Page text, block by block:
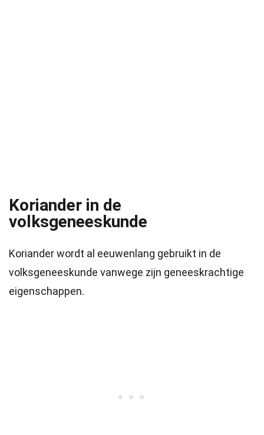
Koriander in de
volksgeneeskunde
Koriander wordt al eeuwenlang gebruikt in de
volksgeneeskunde vanwege zijn geneeskrachtige
eigenschappen.